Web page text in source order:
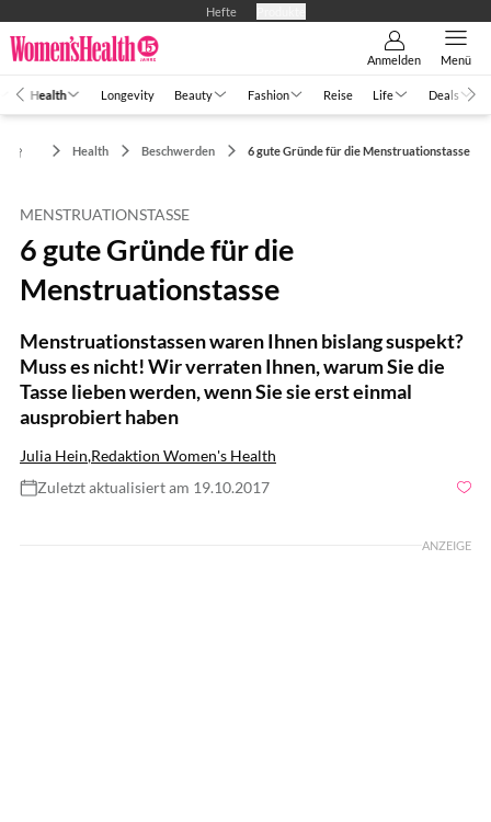
Hefte
Anmelden Menü
Health Longevity Beauty Fashion Reise Life Deals
Health Beschwerden 6 gute Gründe für die Menstruationstasse
MENSTRUATIONSTASSE
6 gute Gründe für die
Menstruationstasse
Menstruationstassen waren Ihnen bislang suspekt?
Muss es nicht! Wir verraten Ihnen, warum Sie die
Tasse lieben werden, wenn Sie sie erst einmal
ausprobiert haben
Julia Hein,Redaktion Women's Health
Zuletzt aktualisiert am 19.10.2017
ANZEIGE